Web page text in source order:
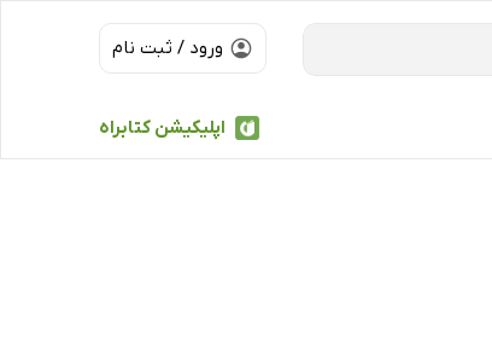
ورود / ثبت نام
اپلیکیشن کتابراه